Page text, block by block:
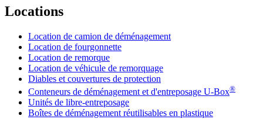
Locations
Location de camion de déménagement
Location de fourgonnette
Location de remorque
Location de véhicule de remorquage
Diables et couvertures de protection
Conteneurs de déménagement et d'entreposage U-Box®
Unités de libre-entreposage
Boîtes de déménagement réutilisables en plastique